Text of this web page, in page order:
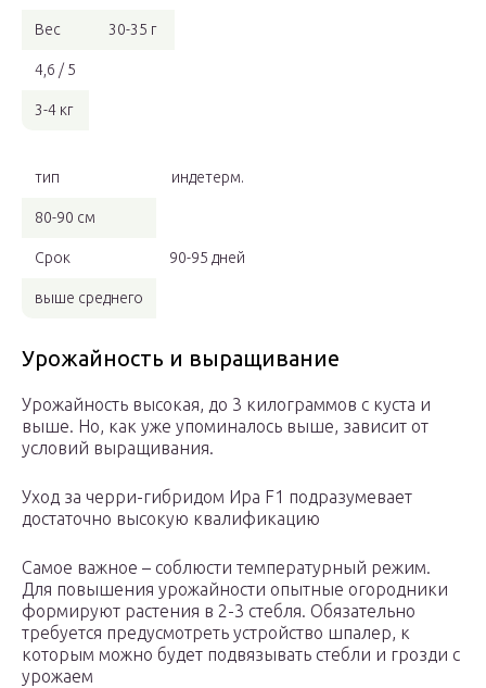
Вес 30-35 г
4,6 / 5
3-4 кг
тип индетерм.
80-90 см
Срок 90-95 дней
выше среднего
Урожайность и выращивание
Урожайность высокая, до 3 килограммов с куста и
выше. Но, как уже упоминалось выше, зависит от
условий выращивания.
Уход за черри-гибридом Ира F1 подразумевает
достаточно высокую квалификацию
Самое важное – соблюсти температурный режим.
Для повышения урожайности опытные огородники
формируют растения в 2-3 стебля. Обязательно
требуется предусмотреть устройство шпалер, к
которым можно будет подвязывать стебли и грозди с
урожаем